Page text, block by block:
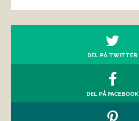
DEL PÅ TWITTER
DEL PÅ FACEBOOK